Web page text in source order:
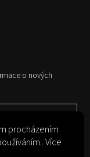
procházením
Více
o nových
osobních údajů